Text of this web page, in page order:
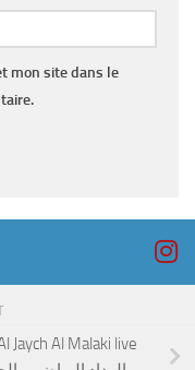
mon site dans le
Jaych Al Malaki live